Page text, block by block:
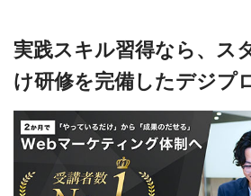
実践スキル習得なら、ス
け研修を完備したデジプ